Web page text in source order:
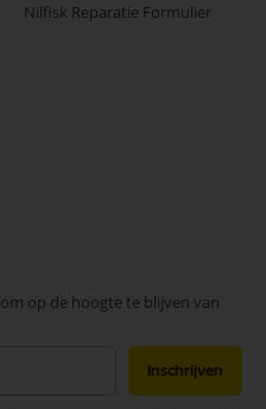
Nilfisk Reparatie Formulier
op de hoogte te blijven van
Inschrijven